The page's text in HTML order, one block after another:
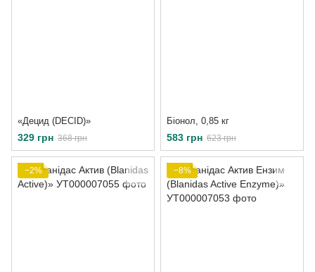
«Децид (DECID)»
329 грн 368 грн
Біонол, 0,85 кг
583 грн 623 грн
−2% −8%